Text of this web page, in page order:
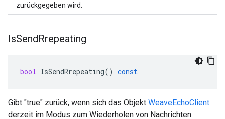
zurückgegeben wird.
IsSendRrepeating
bool IsSendRrepeating() const
Gibt "true" zurück, wenn sich das Objekt WeaveEchoClient
derzeit im Modus zum Wiederholen von Nachrichten